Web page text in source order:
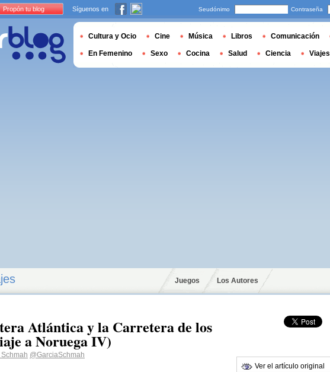
Juegos Los Autores
Atlántica y la Carretera de los
a Noruega IV)
@GarciaSchmah
Ver el artículo original
Propón tu blog Síguenos en Seudónimo Contraseña
Cultura y Ocio Cine Música Libros Comunicación
En Femenino Sexo Cocina Salud Ciencia Viajes